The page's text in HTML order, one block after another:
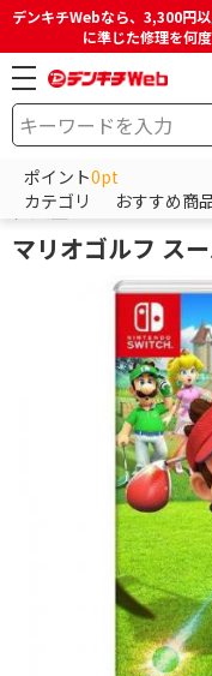
デンキチWebなら、3,300円
に準じた修理を何
ポイント0pt
カテゴリ
おすすめ商
HOME 商品一覧ページ
Switchソフト（スイッ
任天堂
マリオゴルフ ス